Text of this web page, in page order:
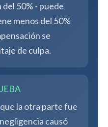
50% - puede
menos del 50%
se
de culpa.
la otra parte fue
causó